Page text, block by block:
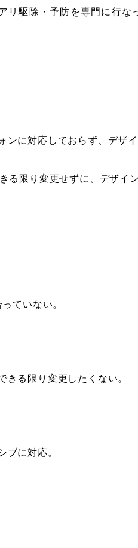
駆除・予防を専門に行な
に対応しておらず、デザ
限り変更せずに、デザイ
ていない。
る限り変更したくない。
ブに対応。